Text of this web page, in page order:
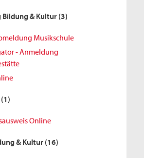
Bildung & Kultur (3)
Musikschule
- Anmeldung
(1)
Online
& Kultur (16)